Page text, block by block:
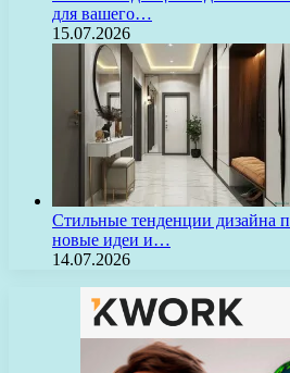
для вашего…
15.07.2026
Стильные тенденции дизайна
новые идеи и…
14.07.2026